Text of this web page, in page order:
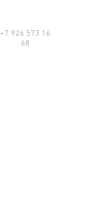
+7 926 573 16
68